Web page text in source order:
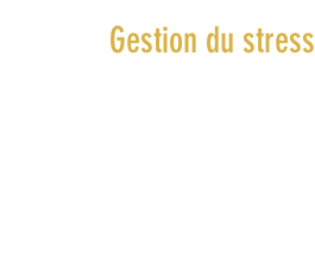
Gestion du stress